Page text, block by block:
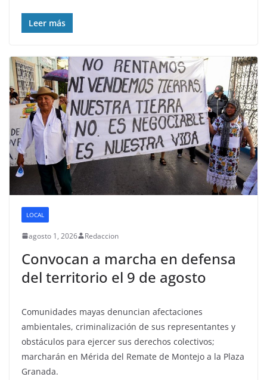
Leer más
LOCAL
agosto 1, 2026 Redaccion
Convocan a marcha en defensa
del territorio el 9 de agosto
Comunidades mayas denuncian afectaciones
ambientales, criminalización de sus representantes y
obstáculos para ejercer sus derechos colectivos;
marcharán en Mérida del Remate de Montejo a la Plaza
Granada.